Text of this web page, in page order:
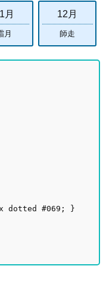
月
月
12月
師走
dotted #069; }